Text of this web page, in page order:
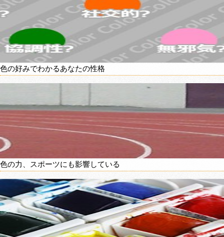
色の好みでわかるあなたの性格
色の力、スポーツにも影響している